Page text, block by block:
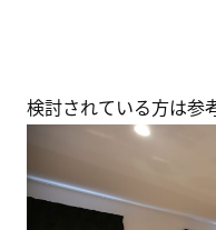
検討されている方は参